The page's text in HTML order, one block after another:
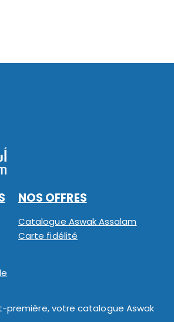
NOS OFFRES
Catalogue Aswak Assalam
Carte fidélité
première, votre catalogue Aswak